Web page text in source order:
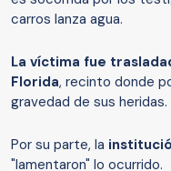
carros lanza agua.
La víctima fue
Florida, recinto donde
gravedad de sus heridas.
Por su parte, la
"lamentaron" lo ocurrido.